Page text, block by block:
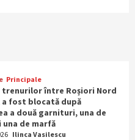
Principale
trenurilor între Roșiori Nord
a fost blocată după
a două garnituri, una de
una de marfă
Ilinca Vasilescu